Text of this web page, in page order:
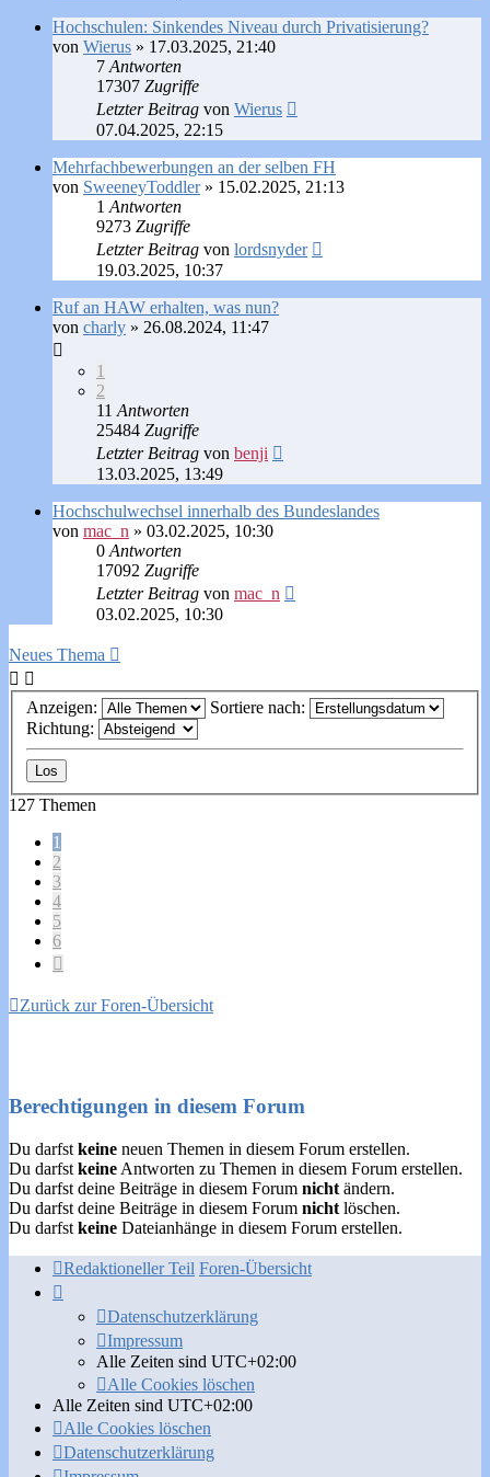
Hochschulen: Sinkendes Niveau durch Privatisierung?
von Wierus » 17.03.2025, 21:40
7 Antworten
17307 Zugriffe
Letzter Beitrag von Wierus
07.04.2025, 22:15
Mehrfachbewerbungen an der selben FH
von SweeneyToddler» 15.02.2025, 21:13
1 Antworten
9273 Zugriffe
Letzter Beitrag von lordsnyder
19.03.2025, 10:37
Ruf an HAW erhalten, was nun?
von charly » 26.08.2024, 11:47
1
2
11 Antworten
25484 Zugriffe
Letzter Beitrag von benji
13.03.2025, 13:49
Hochschulwechsel innerhalb des Bundeslandes
von mac_n » 03.02.2025, 10:30
0 Antworten
17092 Zugriffe
Letzter Beitrag von mac_n
03.02.2025, 10:30
Neues Thema
Anzeigen:
Sortiere nach:
Richtung:
127 Themen
1
2
3
4
5
6
Zurück zur Foren-Übersicht
Berechtigungen in diesem Forum
Du darfst keine neuen Themen in diesem Forum erstellen.
Du darfst keine Antworten zu Themen in diesem Forum erstellen.
Du darfst deine Beiträge in diesem Forum nicht ändern.
Du darfst deine Beiträge in diesem Forum nicht löschen.
Du darfst keine Dateianhänge in diesem Forum erstellen.
Redaktioneller Teil Foren-Übersicht
Datenschutzerklärung
Impressum
Alle Zeiten sind UTC+02:00
Alle Cookies löschen
Alle Zeiten sind UTC+02:00
Alle Cookies löschen
Datenschutzerklärung